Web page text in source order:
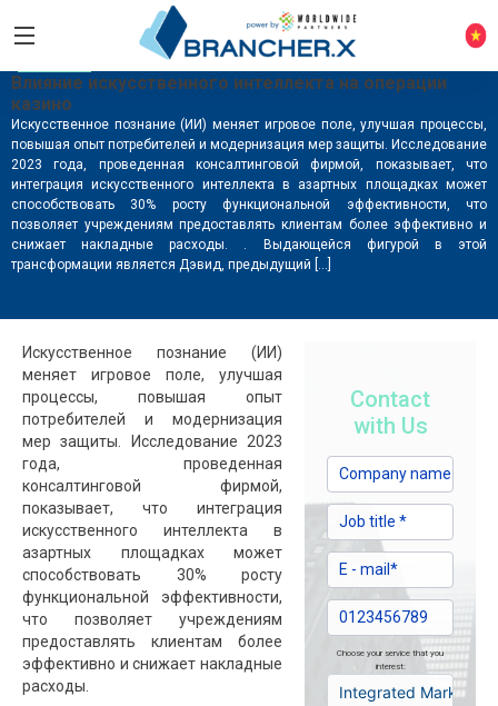
Влияние искусственного интеллекта на операции
казино
Искусственное познание (ИИ) меняет игровое поле, улучшая процессы,
повышая опыт потребителей и модернизация мер защиты. Исследование
2023 года, проведенная консалтинговой фирмой, показывает, что
интеграция искусственного интеллекта в азартных площадках может
способствовать 30% росту функциональной эффективности, что
позволяет учреждениям предоставлять клиентам более эффективно и
снижает накладные расходы. . Выдающейся фигурой в этой
трансформации является Дэвид, предыдущий […]
Искусственное познание (ИИ)
меняет игровое поле, улучшая
процессы, повышая опыт
потребителей и модернизация
мер защиты. Исследование 2023
года, проведенная
консалтинговой фирмой,
показывает, что интеграция
искусственного интеллекта в
азартных площадках может
способствовать 30% росту
функциональной эффективности,
что позволяет учреждениям
предоставлять клиентам более
эффективно и снижает накладные
расходы.
Contact
with Us
Choose your service that you
interest: